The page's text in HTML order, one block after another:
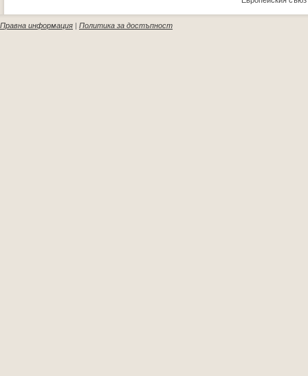
Правна информация | Политика за достъпност